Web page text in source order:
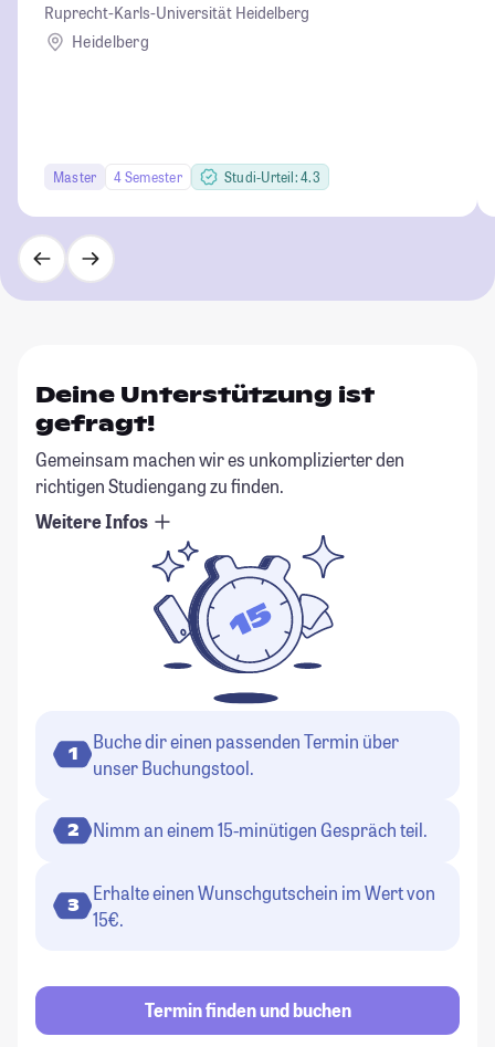
Ruprecht-Karls-Universität Heidelberg
Heidelberg
Master 4 Semester Studi-Urteil: 4.3
Deine Unterstützung ist
gefragt!
Gemeinsam machen wir es unkomplizierter den
richtigen Studiengang zu finden.
Weitere Infos
1
Buche dir einen passenden Termin über
unser Buchungstool.
2 Nimm an einem 15-minütigen Gespräch teil.
3
Erhalte einen Wunschgutschein im Wert von
15€.
Termin finden und buchen